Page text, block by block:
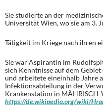
Sie studierte an der
Universität Wien, wo sie am 3.
Tätigkeit im Kriege nach ihren
Sie war Aspirantin im
sich Kenntnisse auf dem
und arbeitete eineinhalb Jahre
Infektionsabteilung in der
Krankenstation in MÄHRISCH-
https://de.wikipedia.org/wiki/